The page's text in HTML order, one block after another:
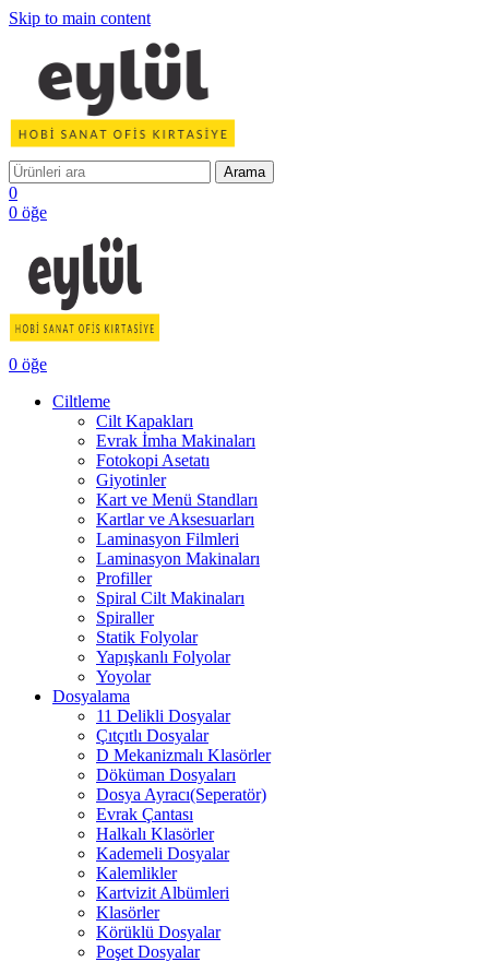
Skip to main content
Arama
0
0 öğe
0 öğe
Ciltleme
Cilt Kapakları
Evrak İmha Makinaları
Fotokopi Asetatı
Giyotinler
Kart ve Menü Standları
Kartlar ve Aksesuarları
Laminasyon Filmleri
Laminasyon Makinaları
Profiller
Spiral Cilt Makinaları
Spiraller
Statik Folyolar
Yapışkanlı Folyolar
Yoyolar
Dosyalama
11 Delikli Dosyalar
Çıtçıtlı Dosyalar
D Mekanizmalı Klasörler
Döküman Dosyaları
Dosya Ayracı(Seperatör)
Evrak Çantası
Halkalı Klasörler
Kademeli Dosyalar
Kalemlikler
Kartvizit Albümleri
Klasörler
Körüklü Dosyalar
Poşet Dosyalar